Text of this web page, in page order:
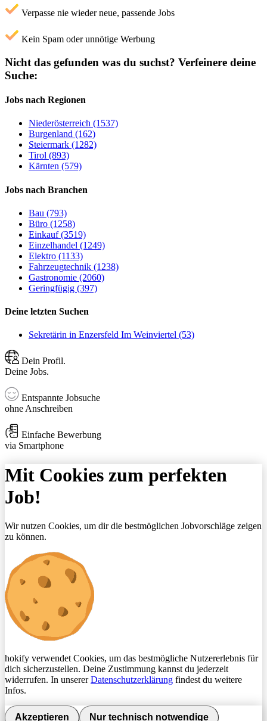
Verpasse nie wieder neue, passende Jobs
Kein Spam oder unnötige Werbung
Nicht das gefunden was du suchst? Verfeinere deine
Suche:
Jobs nach Regionen
Niederösterreich (1537)
Burgenland (162)
Steiermark (1282)
Tirol (893)
Kärnten (579)
Jobs nach Branchen
Bau (793)
Büro (1258)
Einkauf (3519)
Einzelhandel (1249)
Elektro (1133)
Fahrzeugtechnik (1238)
Gastronomie (2060)
Geringfügig (397)
Deine letzten Suchen
Sekretärin in Enzersfeld Im Weinviertel (53)
Dein Profil.
Deine Jobs.
Entspannte Jobsuche
ohne Anschreiben
Einfache Bewerbung
via Smartphone
Mit Cookies zum perfekten
Job!
Wir nutzen Cookies, um dir die bestmöglichen Jobvorschläge zeigen
zu können.
hokify verwendet Cookies, um das bestmögliche Nutzererlebnis für
dich sicherzustellen. Deine Zustimmung kannst du jederzeit
widerrufen. In unsererDatenschutzerklärung findest du weitere
Infos.
Akzeptieren Nur technisch notwendige